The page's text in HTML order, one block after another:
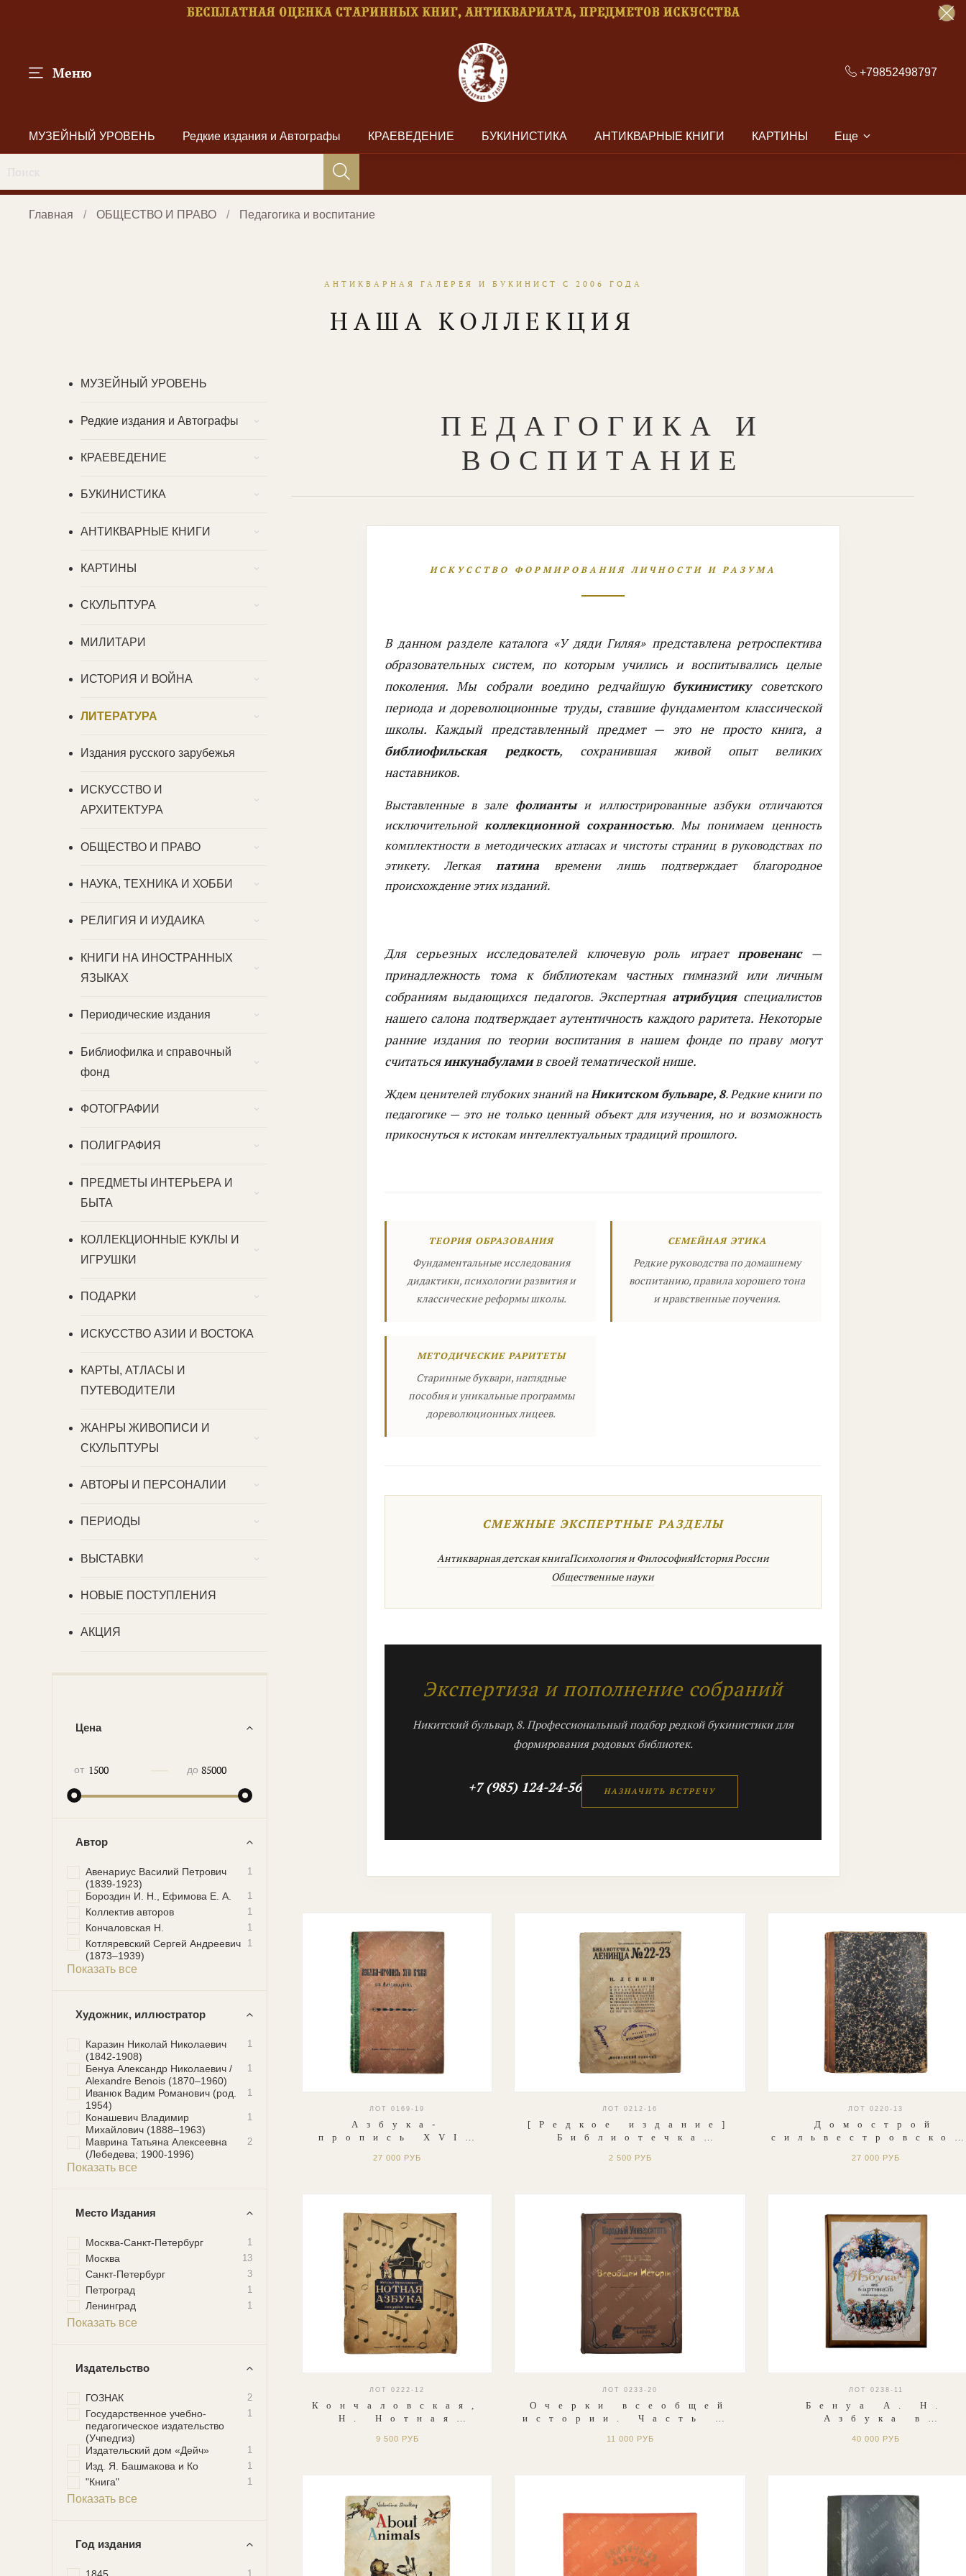
Меню +79852498797
МУЗЕЙНЫЙ УРОВЕНЬ Редкие издания и Автографы КРАЕВЕДЕНИЕ БУКИНИСТИКА АНТИКВАРНЫЕ КНИГИ КАРТИНЫ Еще
Главная ОБЩЕСТВО И ПРАВО Педагогика и воспитание
АНТИКВАРНАЯ ГАЛЕРЕЯ И БУКИНИСТ С 2006 ГОДА
НАША КОЛЛЕКЦИЯ
ПЕДАГОГИКА И
ВОСПИТАНИЕ
ИСКУССТВО ФОРМИРОВАНИЯ ЛИЧНОСТИ И РАЗУМА
В данном разделе каталога «У дяди Гиляя» представлена ретроспектива
образовательных систем, по которым учились и воспитывались целые
поколения. Мы собрали воедино редчайшую букинистикусоветского
периода и дореволюционные труды, ставшие фундаментом классической
школы. Каждый представленный предмет — это не просто книга, а
библиофильская редкость, сохранившая живой опыт великих
наставников.
Выставленные в зале фолиантыи иллюстрированные азбуки отличаются
исключительной коллекционной сохранностью. Мы понимаем ценность
комплектности в методических атласах и чистоты страниц в руководствах по
этикету. Легкая патинавремени лишь подтверждает благородное
происхождение этих изданий.
Для серьезных исследователей ключевую роль играетпровенанс—
принадлежность тома к библиотекам частных гимназий или личным
собраниям выдающихся педагогов. Экспертная атрибуцияспециалистов
нашего салона подтверждает аутентичность каждого раритета. Некоторые
ранние издания по теории воспитания в нашем фонде по праву могут
считатьсяинкунабуламив своей тематической нише.
Ждем ценителей глубоких знаний наНикитском бульваре, 8. Редкие книги по
педагогике — это не только ценный объект для изучения, но и возможность
прикоснуться к истокам интеллектуальных традиций прошлого.
ТЕОРИЯ ОБРАЗОВАНИЯ
Фундаментальные исследования
дидактики, психологии развития и
классические реформы школы.
СЕМЕЙНАЯ ЭТИКА
Редкие руководства по домашнему
воспитанию, правила хорошего тона
и нравственные поучения.
МЕТОДИЧЕСКИЕ РАРИТЕТЫ
Старинные буквари, наглядные
пособия и уникальные программы
дореволюционных лицеев.
СМЕЖНЫЕ ЭКСПЕРТНЫЕ РАЗДЕЛЫ
Антикварная детская книгаПсихология и ФилософияИстория России
Общественные науки
Экспертиза и пополнение собраний
Никитский бульвар, 8. Профессиональный подбор редкой букинистики для
формирования родовых библиотек.
+7 (985) 124-24-56 НАЗНАЧИТЬ ВСТРЕЧУ
ЛОТ 0169-19
Азбука-
пропись XVII
Александрией),
27 000 РУБ
ЛОТ 0212-16
[Редкое издание]
Библиотечка
Ленин. Выпуск 22-
2 500 РУБ
ЛОТ 0220-13
Домострой
Изд. И.
27 000 РУБ
ЛОТ 0222-12
Кончаловская,
Н. Нотная
9 500 РУБ
ЛОТ 0233-20
Очерки всеобщей
истории. Часть I.
Средние века.
11 000 РУБ
ЛОТ 0238-11
Бенуа А. Н.
Азбука в
Александра
40 000 РУБ
МУЗЕЙНЫЙ УРОВЕНЬ
Редкие издания и Автографы
КРАЕВЕДЕНИЕ
БУКИНИСТИКА
АНТИКВАРНЫЕ КНИГИ
КАРТИНЫ
СКУЛЬПТУРА
МИЛИТАРИ
ИСТОРИЯ И ВОЙНА
ЛИТЕРАТУРА
Издания русского зарубежья
ИСКУССТВО И
АРХИТЕКТУРА
ОБЩЕСТВО И ПРАВО
НАУКА, ТЕХНИКА И ХОББИ
РЕЛИГИЯ И ИУДАИКА
КНИГИ НА ИНОСТРАННЫХ
ЯЗЫКАХ
Периодические издания
Библиофилка и справочный
фонд
ФОТОГРАФИИ
ПОЛИГРАФИЯ
ПРЕДМЕТЫ ИНТЕРЬЕРА И
БЫТА
КОЛЛЕКЦИОННЫЕ КУКЛЫ И
ИГРУШКИ
ПОДАРКИ
ИСКУССТВО АЗИИ И ВОСТОКА
КАРТЫ, АТЛАСЫ И
ПУТЕВОДИТЕЛИ
ЖАНРЫ ЖИВОПИСИ И
СКУЛЬПТУРЫ
АВТОРЫ И ПЕРСОНАЛИИ
ПЕРИОДЫ
ВЫСТАВКИ
НОВЫЕ ПОСТУПЛЕНИЯ
АКЦИЯ
Цена
от до
Автор
Авенариус Василий Петрович
(1839-1923)
1
Бороздин И. Н., Ефимова Е. А. 1
Коллектив авторов 1
Кончаловская Н. 1
Котляревский Сергей Андреевич
(1873–1939)
1
Показать все
Художник, иллюстратор
Каразин Николай Николаевич
(1842-1908)
1
Бенуа Александр Николаевич /
Alexandre Benois (1870–1960)
1
Иванюк Вадим Романович (род.
1954)
1
Конашевич Владимир
Михайлович (1888–1963)
1
Маврина Татьяна Алексеевна
(Лебедева; 1900-1996)
2
Показать все
Место Издания
Москва-Санкт-Петербург 1
Москва 13
Санкт-Петербург 3
Петроград 1
Ленинград 1
Показать все
Издательство
ГОЗНАК 2
Государственное учебно-
педагогическое издательство
(Учпедгиз)
1
Издательский дом «Дейч» 1
Изд. Я. Башмакова и Ко 1
"Книга" 1
Показать все
Год издания
1